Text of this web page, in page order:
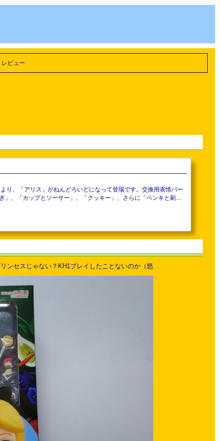
ビュー
、「カップとソーサー」、「クッキー」、さらに「ペンキと刷
ンセスじゃない？KH1プレイしたことないのか（怒